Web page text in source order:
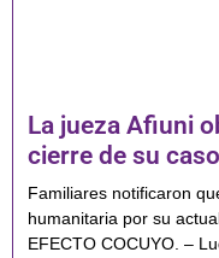
La jueza Afiuni
cierre de su
Familiares notificaron
humanitaria por su
EFECTO COCUYO. –